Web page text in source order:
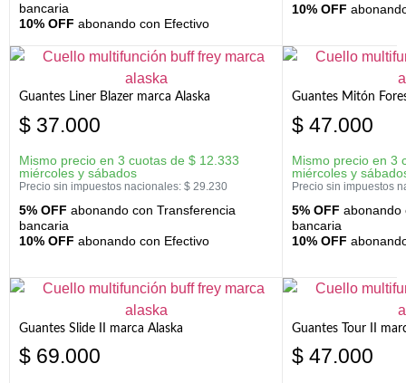
bancaria
10% OFF abonando con Efectivo
10% OFF
Guantes Liner Blazer marca Alaska
$ 37.000
Mismo precio en 3 cuotas de $ 12.333
miércoles y sábados
Precio sin impuestos nacionales: $ 29.230
5% OFF abonando con Transferencia
bancaria
10% OFF abonando con Efectivo
Guantes Mitón
$ 47.000
Mismo precio en 3
miércoles y
Precio sin impuestos
5% OFF abonando
bancaria
10% OFF
Guantes Slide II marca Alaska
$ 69.000
Guantes Tour II
$ 47.000